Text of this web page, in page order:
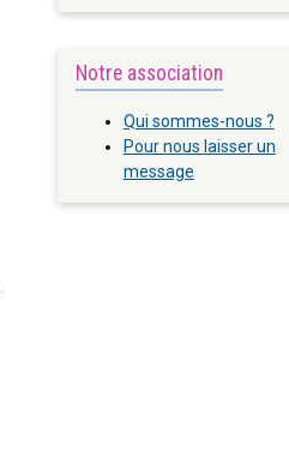
Notre association
Qui sommes-nous ?
Pour nous laisser un
message